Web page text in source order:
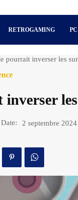
RETROGAMING
pourrait inverser les
les
Date: 2 septembre 2024